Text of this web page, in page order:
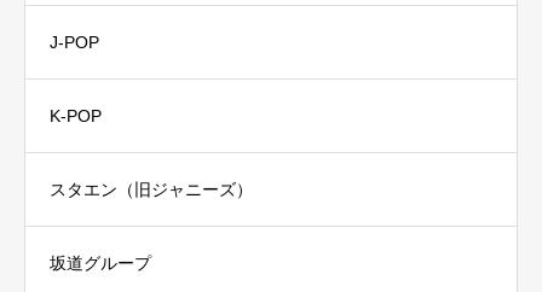
J-POP
K-POP
スタエン（旧ジャニーズ）
坂道グループ